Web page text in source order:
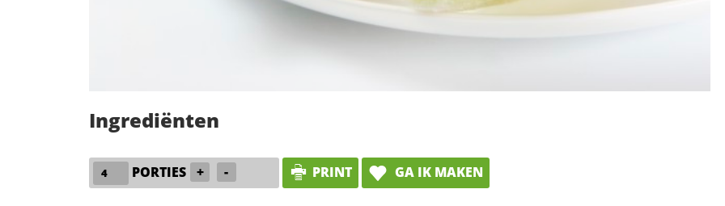
Ingrediënten
PORTIES + - PRINT GA IK MAKEN